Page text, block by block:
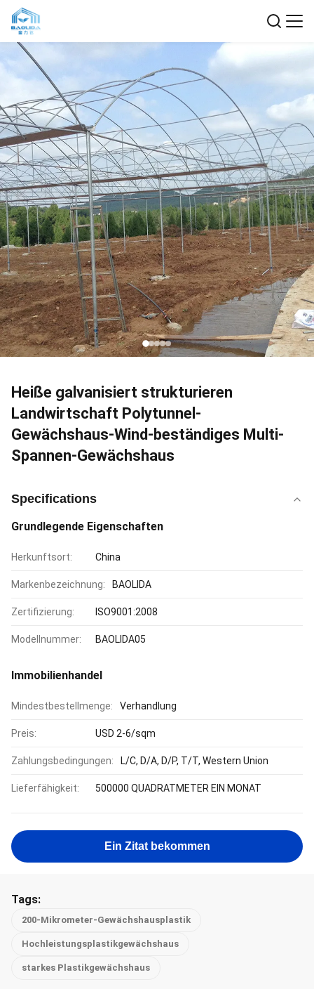
Heiße galvanisiert strukturieren
Landwirtschaft Polytunnel-
Gewächshaus-Wind-beständiges Multi-
Spannen-Gewächshaus
Specifications
Grundlegende Eigenschaften
Herkunftsort: China
Markenbezeichnung: BAOLIDA
Zertifizierung: ISO9001:2008
Modellnummer: BAOLIDA05
Immobilienhandel
Mindestbestellmenge: Verhandlung
Preis: USD 2-6/sqm
Zahlungsbedingungen: L/C, D/A, D/P, T/T, Western Union
Lieferfähigkeit: 500000 QUADRATMETER EIN MONAT
Ein Zitat bekommen
Tags:
200-Mikrometer-Gewächshausplastik
Hochleistungsplastikgewächshaus
starkes Plastikgewächshaus